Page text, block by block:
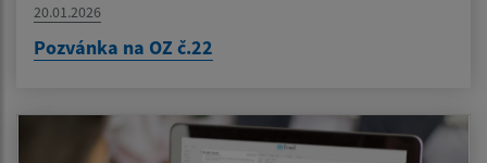
20.01.2026
Pozvánka na OZ č.22